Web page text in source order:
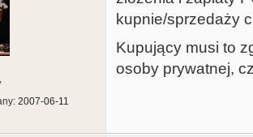
2007-06-11
kupnie/sprzedaży
Kupujący musi to
osoby prywatnej,